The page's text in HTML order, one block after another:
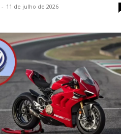
- 11 de julho de 2026